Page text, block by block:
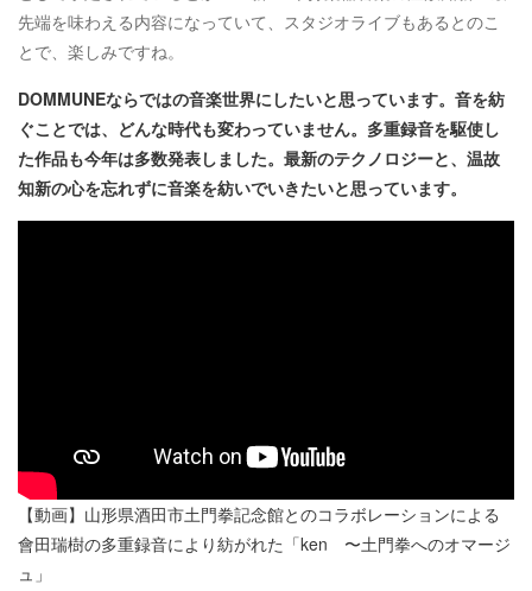
先端を味わえる内容になっていて、スタジオライブもあるとのこ
とで、楽しみですね。
DOMMUNEならではの音楽世界にしたいと思っています。音を紡
ぐことでは、どんな時代も変わっていません。多重録音を駆使し
た作品も今年は多数発表しました。最新のテクノロジーと、温故
知新の心を忘れずに音楽を紡いでいきたいと思っています。
【動画】山形県酒田市土門拳記念館とのコラボレーションによる
會田瑞樹の多重録音により紡がれた「ken 〜土門拳へのオマージ
ュ」